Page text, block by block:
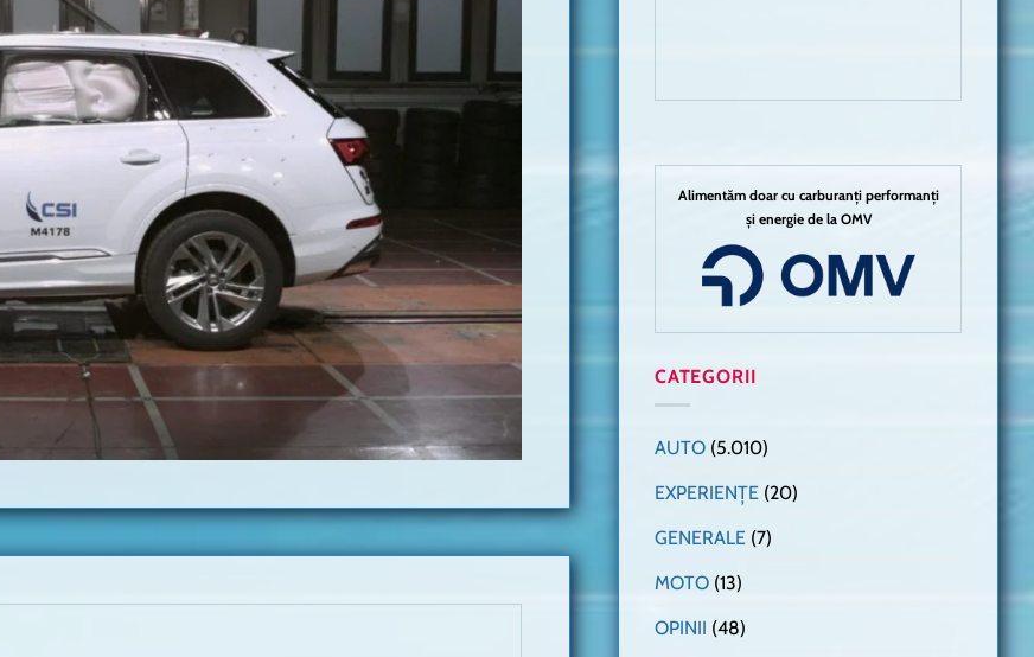
Alimentăm doar cu carburanți performanți
și energie de la OMV
CATEGORII
AUTO (5.010)
EXPERIENȚE (20)
GENERALE (7)
MOTO (13)
OPINII (48)